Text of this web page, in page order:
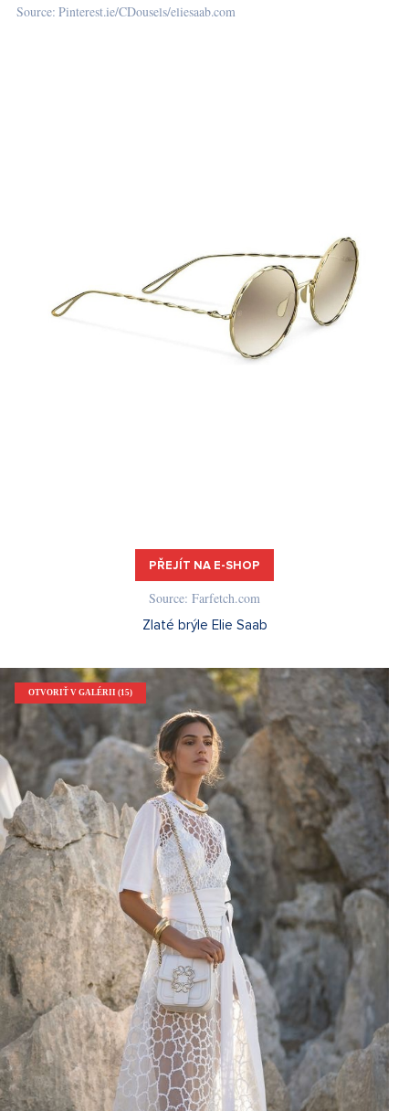
Source: Pinterest.ie/CDousels/eliesaab.com
PŘEJÍT NA E-SHOP
Source: Farfetch.com
Zlaté brýle Elie Saab
OTVORIŤ V GALÉRII (15)